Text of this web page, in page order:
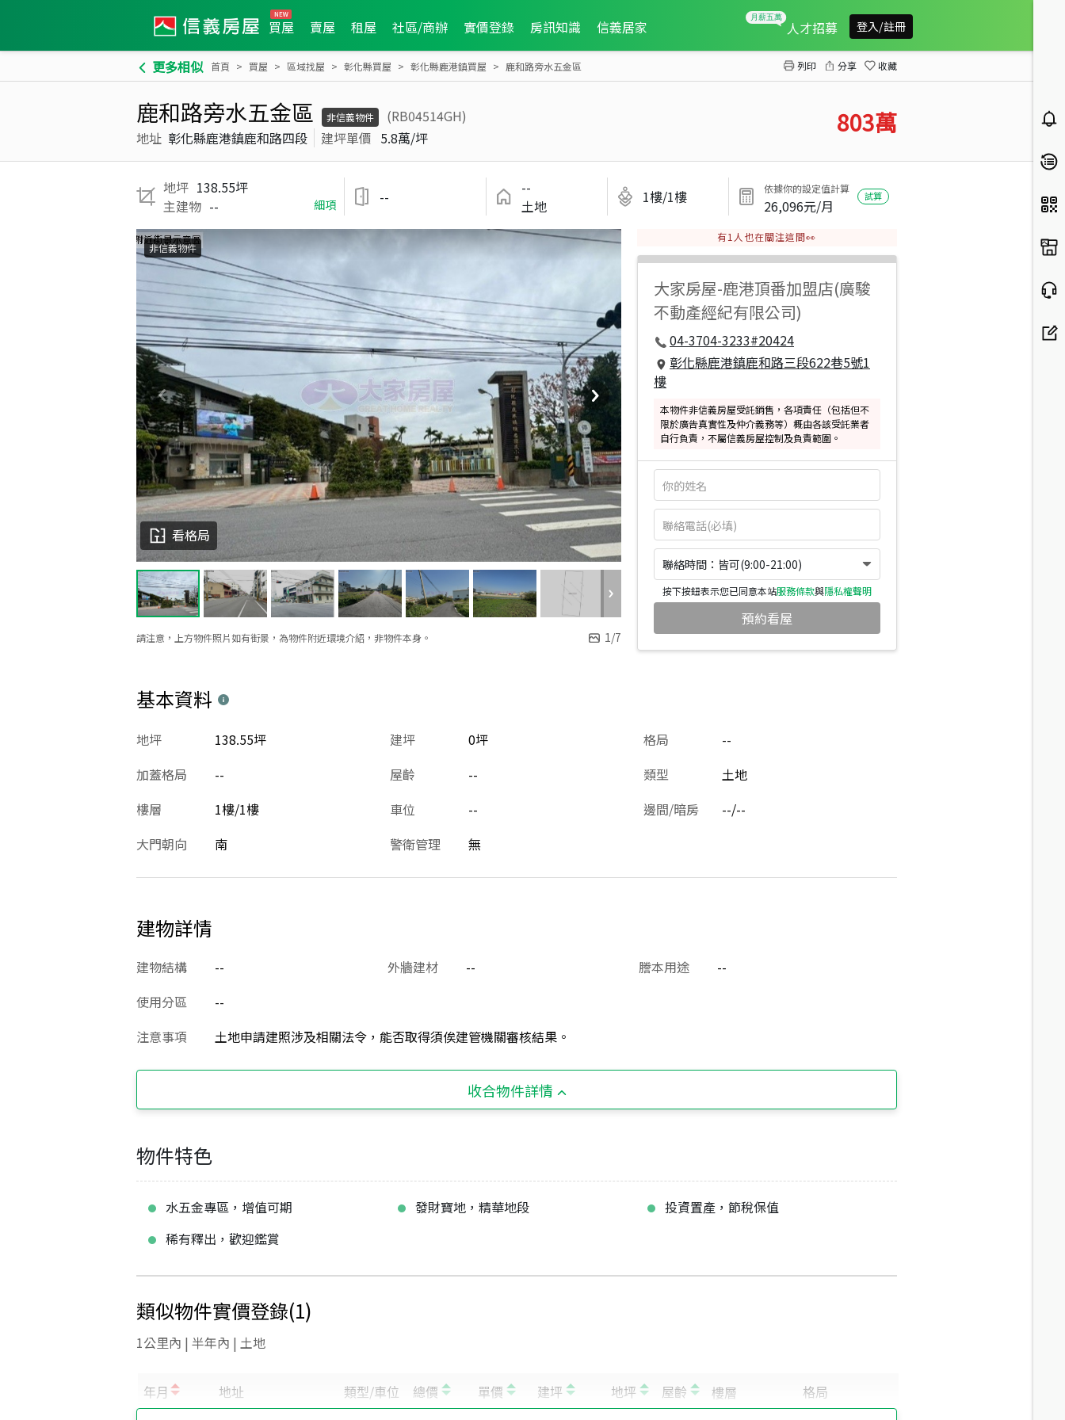
買屋 賣屋 租屋 社區/商辦 實價登錄 房訊知識 信義居家 人才招募 登入/註冊
更多相似 首頁 買屋 區域找屋 彰化縣買屋 彰化縣鹿港鎮買屋 鹿和路旁水五金區 列印 分享 收藏
鹿和路旁水五金區 非信義物件
(RB04514GH)
地址 彰化縣鹿港鎮鹿和路四段 建坪單價 5.8萬/坪 803萬
地坪 138.55坪
主建物 -- 細項 --
--
土地
1樓/1樓 依據你的設定值計算
26,096元/月
試算
請注意，上方物件照片如有街景，為物件附近環境介紹，非物件本身。 1/7
看格局
非信義物件
有1 人也在關注這間👀
大家房屋-鹿港頂番加盟店(廣駿
不動產經紀有限公司)
04-3704-3233#20424
彰化縣鹿港鎮鹿和路三段622巷5號1
樓
本物件非信義房屋受託銷售，各項責任（包括但不
限於廣告真實性及仲介義務等）概由各該受託業者
自行負責，不屬信義房屋控制及負責範圍。
聯絡時間：皆可(9:00-21:00)
按下按鈕表示您已同意本站服務條款與隱私權聲明
預約看屋
基本資料
建坪 0坪
地坪 138.55坪 格局
--
加蓋格局
-- 屋齡 -- 類型
土地
樓層
1樓/1樓 車位 -- 邊間/暗房
--/--
大門朝向
南 警衛管理 無
建物詳情
建物結構 -- 外牆建材 -- 謄本用途
--
使用分區
--
注意事項
土地申請建照涉及相關法令，能否取得須俟建管機關審核結果。
收合物件詳情
物件特色
水五金專區，增值可期 發財寶地，精華地段
投資置產，節稅保值
稀有釋出，歡迎鑑賞
類似物件實價登錄(1)
1公里內 | 半年內 | 土地